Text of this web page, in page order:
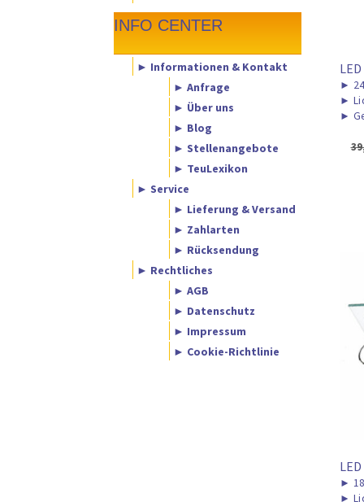
►
►
►
►
►
INFO CENTER
► Informationen & Kontakt
► Anfrage
► Über uns
► Blog
► Stellenangebote
► TeuLexikon
► Service
► Lieferung & Versand
► Zahlarten
► Rücksendung
► Rechtliches
► AGB
► Datenschutz
► Impressum
► Cookie-Richtlinie